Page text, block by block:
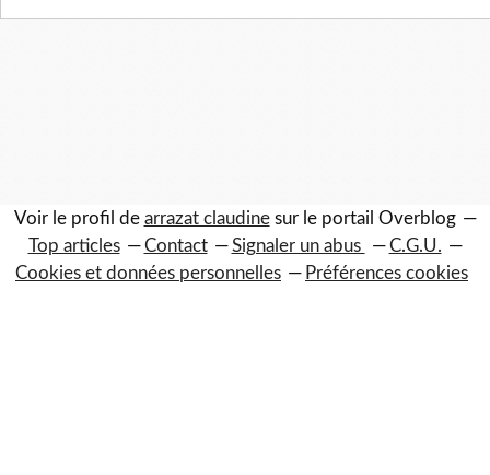
Voir le profil de arrazat claudinesur le portail Overblog
Top articles
Contact Signaler un abus
C.G.U.
Cookies et données personnelles
Préférences cookies